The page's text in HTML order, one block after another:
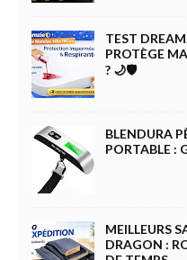
TEST
PROTÈGE
? 🌙🛡️
BLENDURA
PORTABLE :
MEILLEURS
DRAGON :